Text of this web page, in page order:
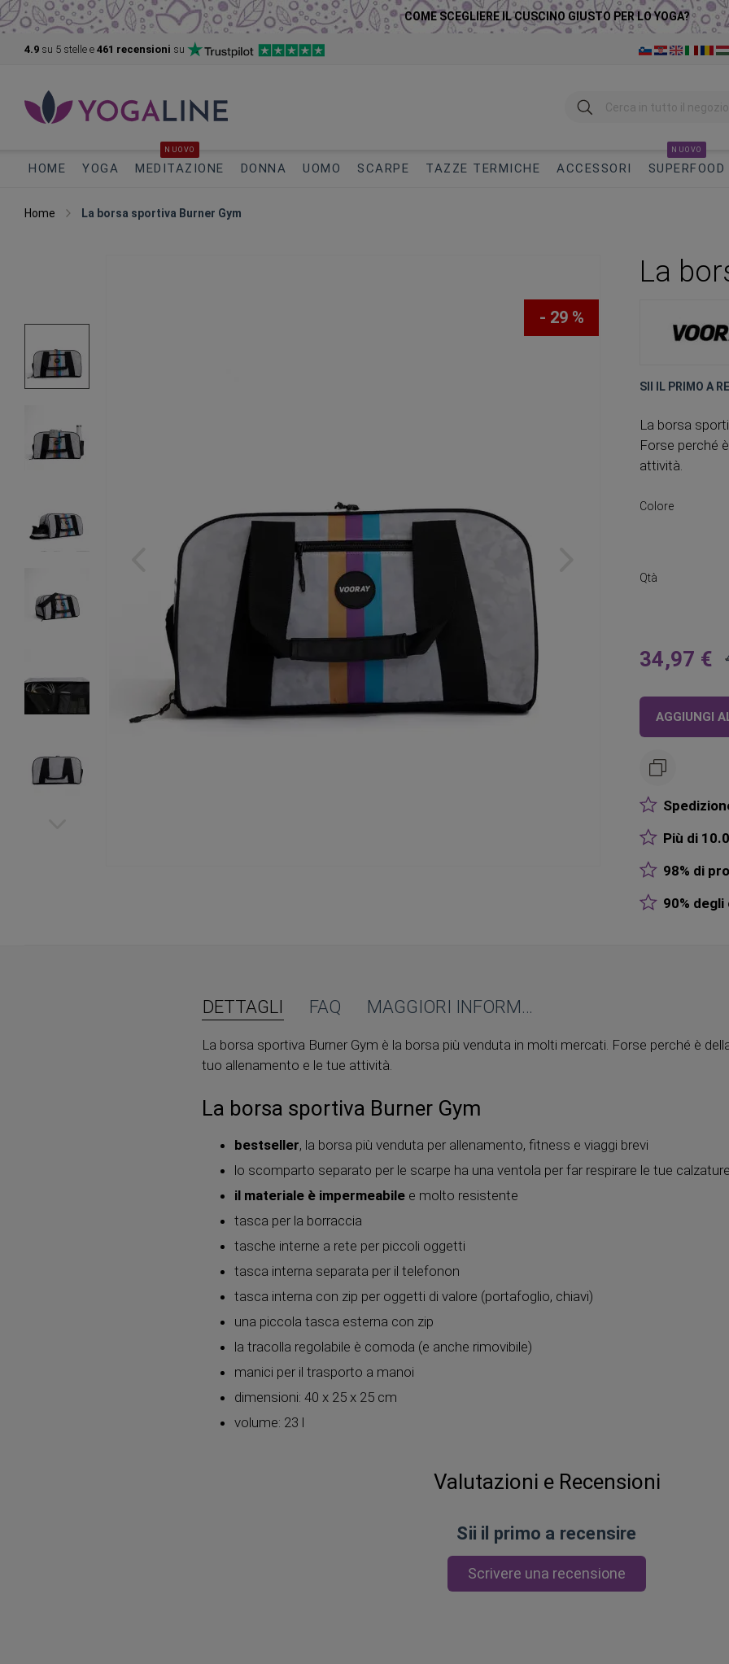
COME SCEGLIERE IL CUSCINO GIUSTO PER LO YOGA?
4.9 su 5 stelle e 461 recensioni su
Ricerca
HOME YOGA MEDITAZIONE
NUOVO
DONNA UOMO SCARPE TAZZE TERMICHE ACCESSORI SUPERFOOD
NUOVO
Home La borsa sportiva Burner Gym
galleria
immagini
- 29 %
La
SII IL PRIMO A
La borsa
Forse perché
attività.
Colore
Qtà
A
34,97 €
AGGIUNGI
Più di
98% di
90%
DETTAGLI
La borsa sportiva Burner Gym è la borsa più venduta in molti mercati. Forse perché è
tuo allenamento e le tue attività.
La borsa sportiva Burner Gym
bestseller, la borsa più venduta per allenamento, fitness e viaggi brevi
lo scomparto separato per le scarpe ha una ventola per far respirare le tue
il materiale è impermeabile e molto resistente
tasca per la borraccia
tasche interne a rete per piccoli oggetti
tasca interna separata per il telefonon
tasca interna con zip per oggetti di valore (portafoglio, chiavi)
una piccola tasca esterna con zip
la tracolla regolabile è comoda (e anche rimovibile)
manici per il trasporto a manoi
dimensioni: 40 x 25 x 25 cm
volume: 23 l
FAQ MAGGIORI INFORMAZIONI
Valutazioni e Recensioni
Sii il primo a recensire
Scrivere una recensione